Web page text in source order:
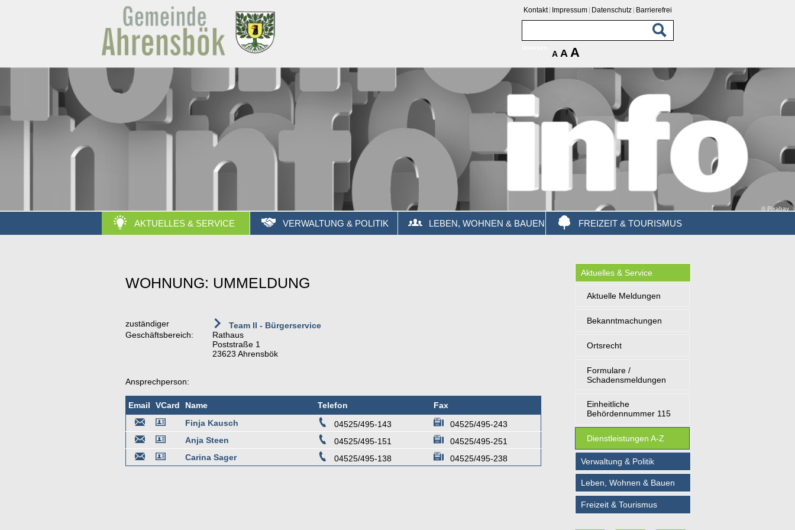
Kontakt Impressum Datenschutz Barrierefrei
A A A
© Pixabay
AKTUELLES & SERVICE VERWALTUNG & POLITIK LEBEN, WOHNEN & BAUEN FREIZEIT & TOURISMUS
WOHNUNG: UMMELDUNG
zuständiger
Geschäftsbereich:
Team II - Bürgerservice
Rathaus
Poststraße 1
23623 Ahrensbök
Ansprechperson:
Email VCard Name Telefon
Fax
Finja Kausch
04525/495-143
04525/495-243
Anja Steen
04525/495-151
04525/495-251
Carina Sager
04525/495-138 04525/495-238
Aktuelles & Service
Aktuelle Meldungen
Bekanntmachungen
Ortsrecht
Formulare /
Schadensmeldungen
Einheitliche
Behördennummer 115
Dienstleistungen A-Z
Verwaltung & Politik
Leben, Wohnen & Bauen
Freizeit & Tourismus